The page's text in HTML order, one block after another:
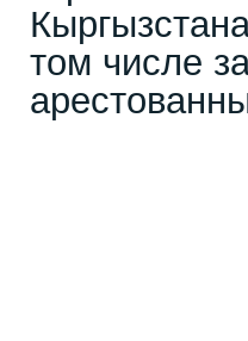
том числе